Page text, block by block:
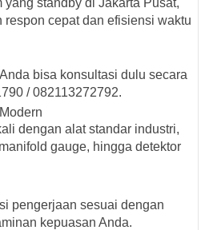
respon cepat dan efisiensi waktu
bisa konsultasi dulu secara
/ 082113272792.
dengan alat standar industri,
gauge, hingga detektor
pengerjaan sesuai dengan
kepuasan Anda.